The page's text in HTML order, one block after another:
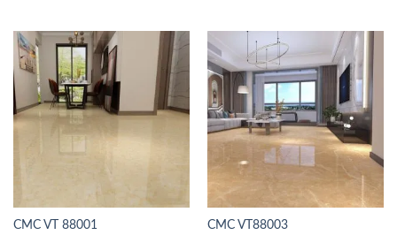
CMC VT 88001 CMC VT88003